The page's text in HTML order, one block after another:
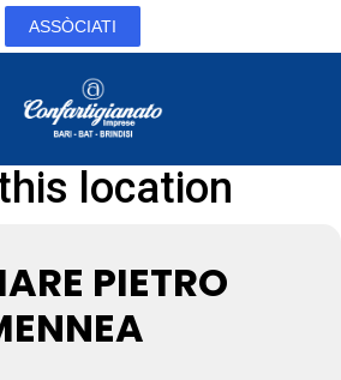
ASSÒCIATI
location
PIETRO